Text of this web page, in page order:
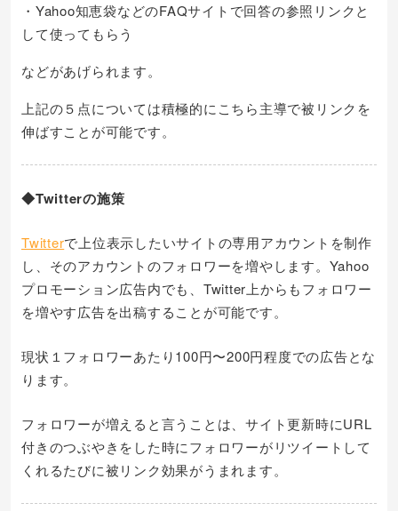
・Yahoo知恵袋などのFAQサイトで回答の参照リンクと
して使ってもらう
などがあげられます。
上記の５点については積極的にこちら主導で被リンクを
伸ばすことが可能です。
◆Twitterの施策
Twitterで上位表示したいサイトの専用アカウントを制作
し、そのアカウントのフォロワーを増やします。Yahoo
プロモーション広告内でも、Twitter上からもフォロワー
を増やす広告を出稿することが可能です。
現状１フォロワーあたり100円〜200円程度での広告とな
ります。
フォロワーが増えると言うことは、サイト更新時にURL
付きのつぶやきをした時にフォロワーがリツイートして
くれるたびに被リンク効果がうまれます。